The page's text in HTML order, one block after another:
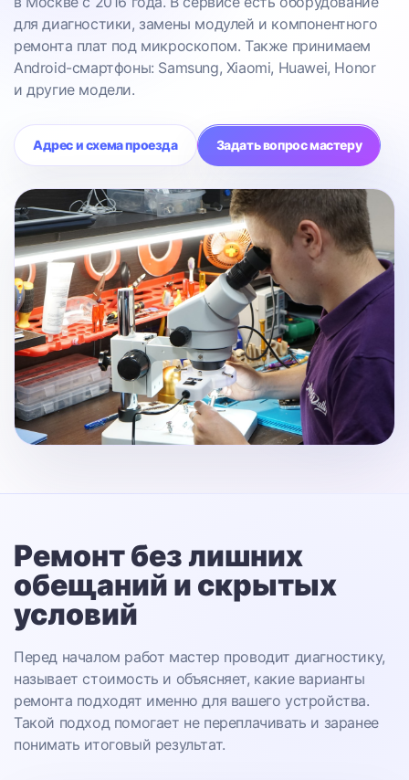
для диагностики, замены модулей и компонентного
ремонта плат под микроскопом. Также принимаем
Android-смартфоны: Samsung, Xiaomi, Huawei, Honor
и другие модели.
Адрес и схема проезда Задать вопрос мастеру
Ремонт без лишних
обещаний и скрытых
условий
Перед началом работ мастер проводит диагностику,
называет стоимость и объясняет, какие варианты
ремонта подходят именно для вашего устройства.
Такой подход помогает не переплачивать и заранее
понимать итоговый результат.